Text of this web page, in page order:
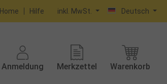
Home Hilfe inkl. MwSt. Deutsch
Anmeldung Merkzettel Warenkorb